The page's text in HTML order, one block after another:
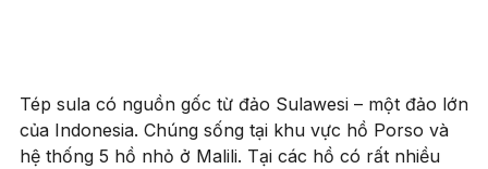
Tép sula có nguồn gốc từ đảo Sulawesi – một đảo lớn
của Indonesia. Chúng sống tại khu vực hồ Porso và
hệ thống 5 hồ nhỏ ở Malili. Tại các hồ có rất nhiều